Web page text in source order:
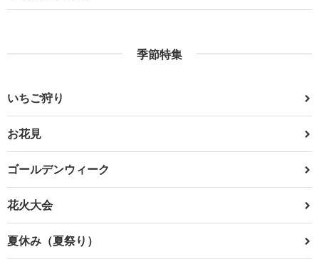
季節特集
いちご狩り
お花見
ゴールデンウィーク
花火大会
夏休み（夏祭り）